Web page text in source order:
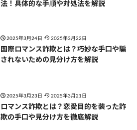
法！具体的な手順や対処法を解説
2025年3月24日 2025年3月22日
国際ロマンス詐欺とは？巧妙な手口や騙
されないための見分け方を解説
2025年3月23日 2025年3月21日
ロマンス詐欺とは？恋愛目的を装った詐
欺の手口や見分け方を徹底解説